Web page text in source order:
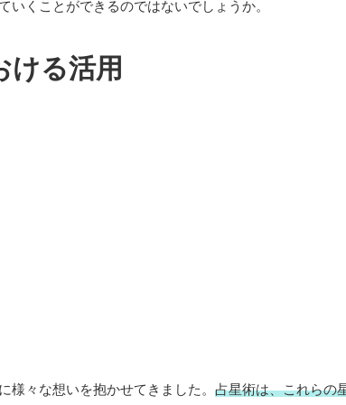
くことができるのではないでしょうか。
ける活用
々な想いを抱かせてきました。 占星術は、これらの